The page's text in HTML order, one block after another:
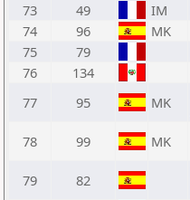
73
49 IM
74
96 MK
75
79
76
134
77
95 MK
78 99 MK
79 82